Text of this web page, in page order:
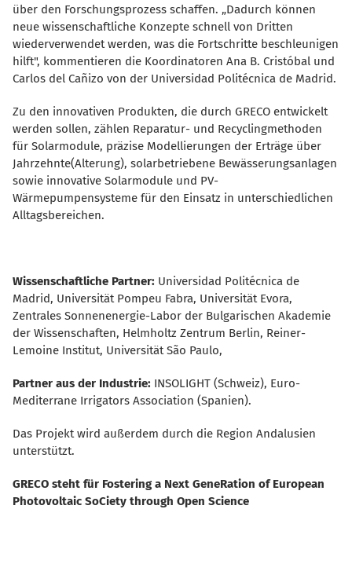
über den Forschungsprozess schaffen. „Dadurch können
neue wissenschaftliche Konzepte schnell von Dritten
wiederverwendet werden, was die Fortschritte beschleunigen
hilft", kommentieren die Koordinatoren Ana B. Cristóbal und
Carlos del Cañizo von der Universidad Politécnica de Madrid.
Zu den innovativen Produkten, die durch GRECO entwickelt
werden sollen, zählen Reparatur- und Recyclingmethoden
für Solarmodule, präzise Modellierungen der Erträge über
Jahrzehnte(Alterung), solarbetriebene Bewässerungsanlagen
sowie innovative Solarmodule und PV-
Wärmepumpensysteme für den Einsatz in unterschiedlichen
Alltagsbereichen.
Wissenschaftliche Partner: Universidad Politécnica de
Madrid, Universität Pompeu Fabra, Universität Evora,
Zentrales Sonnenenergie-Labor der Bulgarischen Akademie
der Wissenschaften, Helmholtz Zentrum Berlin, Reiner-
Lemoine Institut, Universität São Paulo,
Partner aus der Industrie: INSOLIGHT (Schweiz), Euro-
Mediterrane Irrigators Association (Spanien).
Das Projekt wird außerdem durch die Region Andalusien
unterstützt.
GRECO steht für Fostering a Next GeneRation of European
Photovoltaic SoCiety through Open Science